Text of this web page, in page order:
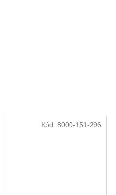
Kód: 8000-151-296